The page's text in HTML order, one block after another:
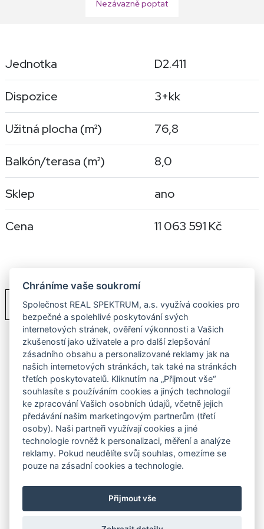
Nezávazně poptat
Jednotka D2.411
Dispozice 3+kk
Užitná plocha (m²) 76,8
Balkón/terasa (m²) 8,0
Sklep ano
Cena 11 063 591 Kč
PDF Ceník
Chráníme vaše soukromí
Společnost REAL SPEKTRUM, a.s. využívá cookies pro
bezpečné a spolehlivé poskytování svých
internetových stránek, ověření výkonnosti a Vašich
zkušeností jako uživatele a pro další zlepšování
zásadního obsahu a personalizované reklamy jak na
našich internetových stránkách, tak také na stránkách
třetích poskytovatelů. Kliknutím na „Přijmout vše“
souhlasíte s používáním cookies a jiných technologií
ke zpracování Vašich osobních údajů, včetně jejich
předávání našim marketingovým partnerům (třetí
osoby). Naši partneři využívají cookies a jiné
technologie rovněž k personalizaci, měření a analýze
reklamy. Pokud neudělíte svůj souhlas, omezíme se
pouze na zásadní cookies a technologie.
Přijmout vše